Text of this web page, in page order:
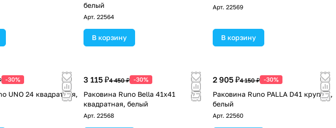
белый
Арт. 22564
В корзину
Арт. 22569
В корзину
-30%
UNO 24 квадратная,
3 115 ₽4 450 ₽ -30%
Раковина Runo Bella 41x41
квадратная, белый
Арт. 22568
2 905 ₽4 150 ₽ -30%
Раковина Runo PALLA D41 круглая,
белый
Арт. 22560